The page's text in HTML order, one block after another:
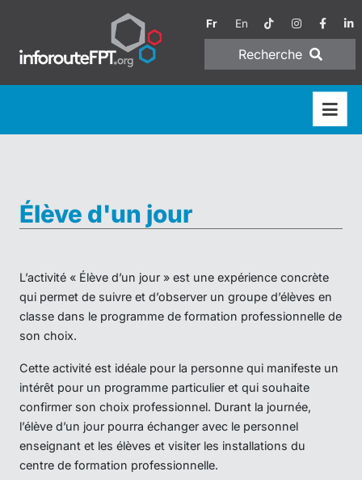
Fr En
Recherche
Élève d'un jour
L’activité « Élève d’un jour » est une expérience concrète
qui permet de suivre et d’observer un groupe d’élèves en
classe dans le programme de formation professionnelle de
son choix.
Cette activité est idéale pour la personne qui manifeste un
intérêt pour un programme particulier et qui souhaite
confirmer son choix professionnel. Durant la journée,
l’élève d’un jour pourra échanger avec le personnel
enseignant et les élèves et visiter les installations du
centre de formation professionnelle.